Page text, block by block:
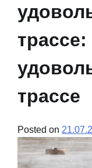
трассе
Posted on